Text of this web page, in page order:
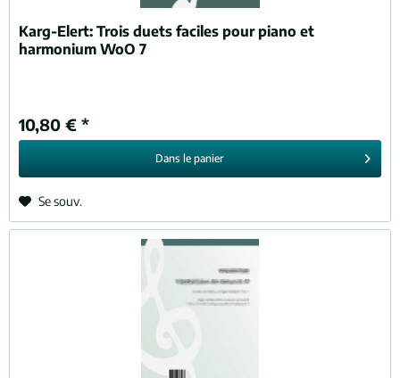
Karg-Elert:Trois duets faciles pour piano et
harmonium WoO 7
10,80 € *
Dans le panier
Se souv.